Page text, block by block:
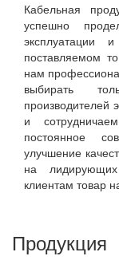
Кабельная
успешно
поставляемом
нам
выбирать
производителей
и
постоянное
улучшение
на
клиентам товар
Продукция